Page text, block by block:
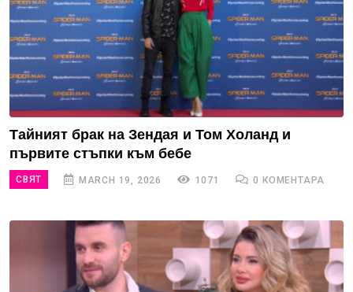
Тайният брак на Зендая и Том Холанд и
първите стъпки към бебе
СВЯТ MARCH 19, 2026 1071 0 КОМЕНТАРА